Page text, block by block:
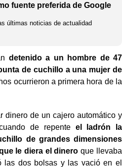
fuente preferida de Google
últimas noticias de actualidad
detenido a un hombre de 47
de cuchillo a una mujer de
ocurrieron a primera hora de la
dinero de un cajero automático y
de repente el ladrón la
de grandes dimensiones
le diera el dinero que llevaba
las dos bolsas y las vació en el